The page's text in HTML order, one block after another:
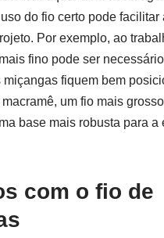
do fio certo pode facilitar
Por exemplo, ao
fino pode ser
miçangas fiquem bem
um fio mais
base mais robusta para a
com o fio de